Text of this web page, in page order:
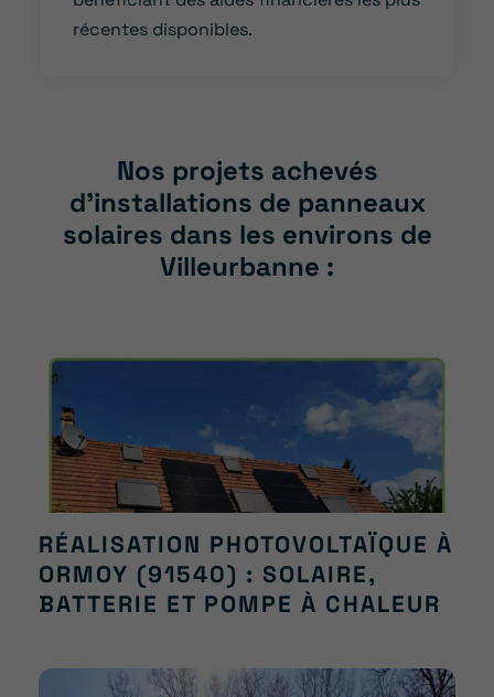
récentes disponibles.
Nos projets achevés
d’installations de panneaux
solaires dans les environs de
Villeurbanne :
RÉALISATION PHOTOVOLTAÏQUE À
ORMOY (91540) : SOLAIRE,
BATTERIE ET POMPE À CHALEUR